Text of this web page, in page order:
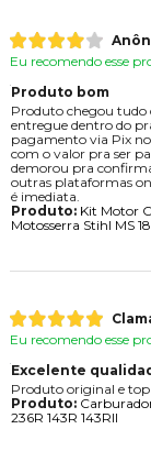
Eu recomendo esse
Produto bom
Produto chegou tudo
entregue dentro do
pagamento via Pix
com o valor pra ser
demorou pra
outras plataformas
é imediata.
Produto:Kit Motor
Motosserra Stihl MS
Eu recomendo esse
Excelente
Produto original e
Produto:
236R 143R 143RII